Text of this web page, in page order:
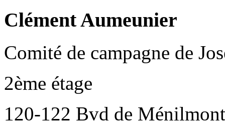
Clément Aumeunier
Comité de campagne de
2ème étage
120-122 Bvd de